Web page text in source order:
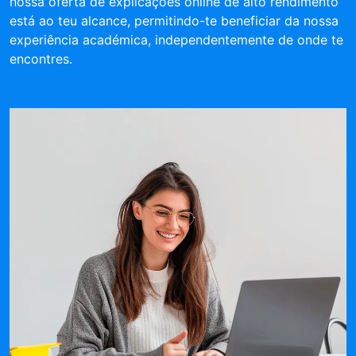
está ao teu alcance, permitindo-te beneficiar da nossa
experiência académica, independentemente de onde te
encontres.